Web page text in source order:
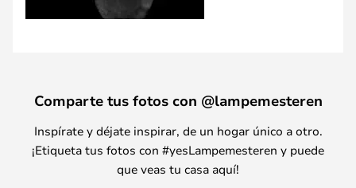
Comparte tus fotos con @lampemesteren
Inspírate y déjate inspirar, de un hogar único a otro.
¡Etiqueta tus fotos con #yesLampemesteren y puede
que veas tu casa aquí!